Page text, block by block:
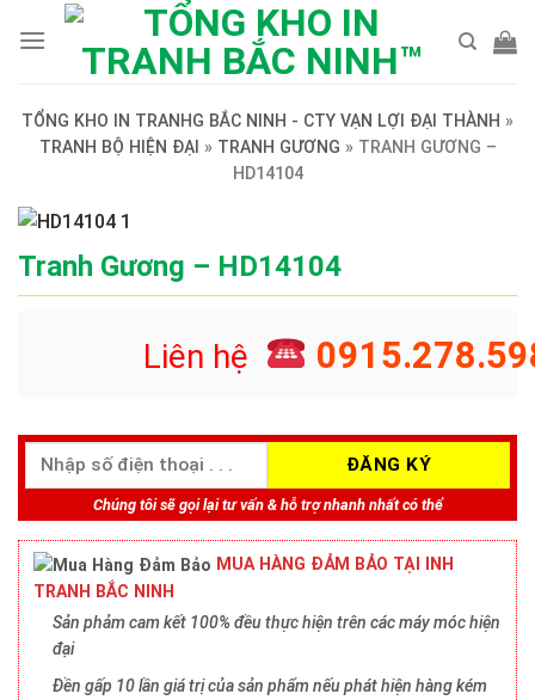
TỔNG KHO IN TRANHG BẮC NINH - CTY VẠN LỢI ĐẠI THÀNH »
TRANH BỘ HIỆN ĐẠI » TRANH GƯƠNG » TRANH GƯƠNG –
HD14104
Tranh Gương – HD14104
Liên hệ
Chúng tôi sẽ gọi lại tư vấn & hỗ trợ nhanh nhất có thể
MUA HÀNG ĐẢM BẢO TẠI INH
TRANH BẮC NINH
Sản phảm cam kết 100% đều thực hiện trên các máy móc hiện
đại
Đền gấp 10 lần giá trị của sản phẩm nếu phát hiện hàng kém